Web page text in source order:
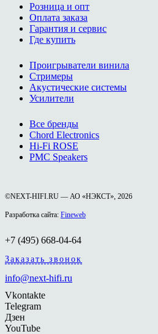
Розница и опт
Оплата заказа
Гарантия и сервис
Где купить
Проигрыватели винила
Стримеры
Акустические системы
Усилители
Все бренды
Chord Electronics
Hi-Fi ROSE
PMC Speakers
©NEXT-HIFI.RU — АО «НЭКСТ», 2026
Разработка сайта: Fineweb
+7 (495) 668-04-64
Заказать звонок
info@next-hifi.ru
Vkontakte
Telegram
Дзен
YouTube